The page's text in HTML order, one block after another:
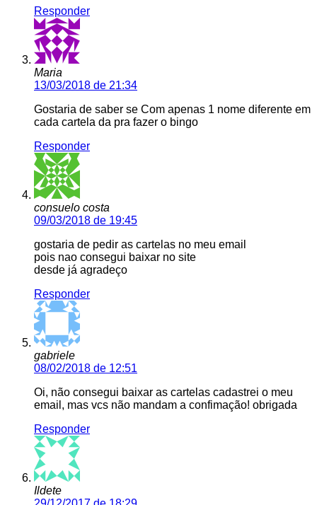
Responder
Maria
13/03/2018 de 21:34
Gostaria de saber se Com apenas 1 nome diferente em
cada cartela da pra fazer o bingo
Responder
consuelo costa
09/03/2018 de 19:45
gostaria de pedir as cartelas no meu email
pois nao consegui baixar no site
desde já agradeço
Responder
gabriele
08/02/2018 de 12:51
Oi, não consegui baixar as cartelas cadastrei o meu
email, mas vcs não mandam a confimação! obrigada
Responder
Ildete